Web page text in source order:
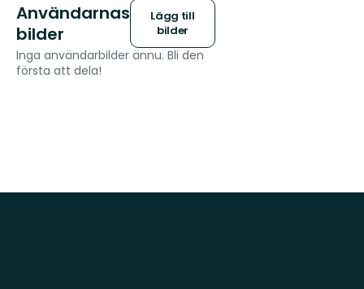
Användarnas
bilder
Lägg till
bilder
Inga användarbilder ännu. Bli den
första att dela!